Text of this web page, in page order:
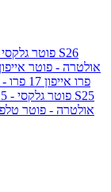
גלקסי S26 - פוטר גלקסי S26
גלקסי S26 אולטרה - פוטר אייפון
פרו אייפון 17 פרו - פוטר
גלקסי S25 - פוטר גלקסי S25
גלקסי S25 אולטרה - פוטר